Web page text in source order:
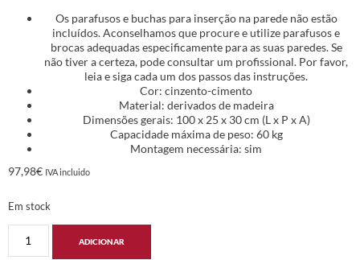
Os parafusos e buchas para inserção na parede não estão
incluídos. Aconselhamos que procure e utilize parafusos e
brocas adequadas especificamente para as suas paredes. Se
não tiver a certeza, pode consultar um profissional. Por favor,
leia e siga cada um dos passos das instruções.
Cor: cinzento-cimento
Material: derivados de madeira
Dimensões gerais: 100 x 25 x 30 cm (L x P x A)
Capacidade máxima de peso: 60 kg
Montagem necessária: sim
97,98€ IVA incluido
Em stock
ADICIONAR